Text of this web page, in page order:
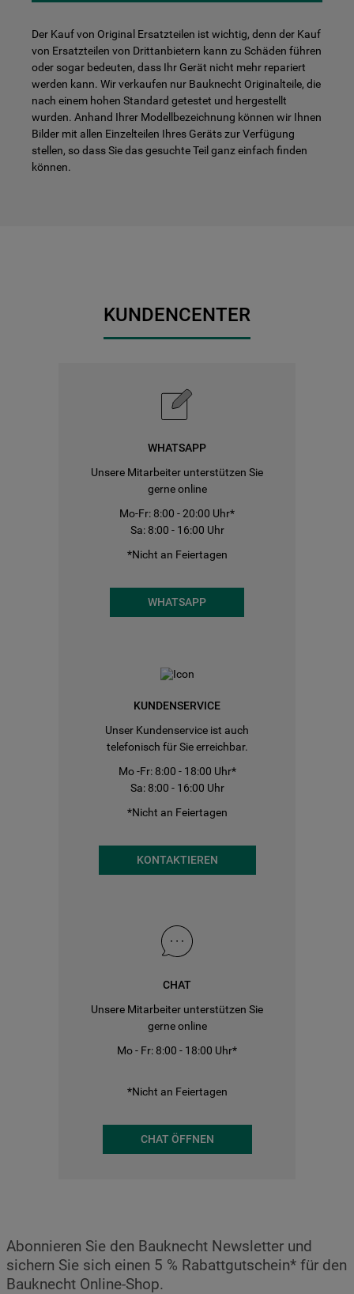
Der Kauf von Original Ersatzteilen ist wichtig, denn der Kauf
von Ersatzteilen von Drittanbietern kann zu Schäden führen
oder sogar bedeuten, dass Ihr Gerät nicht mehr repariert
werden kann. Wir verkaufen nur Bauknecht Originalteile, die
nach einem hohen Standard getestet und hergestellt
wurden. Anhand Ihrer Modellbezeichnung können wir Ihnen
Bilder mit allen Einzelteilen Ihres Geräts zur Verfügung
stellen, so dass Sie das gesuchte Teil ganz einfach finden
können.
KUNDENCENTER
WHATSAPP
Unsere Mitarbeiter unterstützen Sie
gerne online
Mo-Fr: 8:00 - 20:00 Uhr*
Sa: 8:00 - 16:00 Uhr
*Nicht an Feiertagen
WHATSAPP
KUNDENSERVICE
Unser Kundenservice ist auch
telefonisch für Sie erreichbar.
Mo -Fr: 8:00 - 18:00 Uhr*
Sa: 8:00 - 16:00 Uhr
*Nicht an Feiertagen
KONTAKTIEREN
CHAT
Unsere Mitarbeiter unterstützen Sie
gerne online
Mo - Fr: 8:00 - 18:00 Uhr*
*Nicht an Feiertagen
CHAT ÖFFNEN
Abonnieren Sie den Bauknecht Newsletter und
sichern Sie sich einen 5 % Rabattgutschein* für den
Bauknecht Online-Shop.